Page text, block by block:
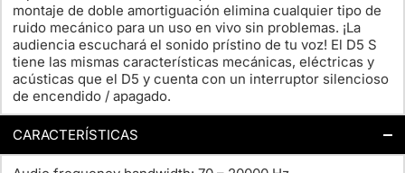
montaje de doble amortiguación elimina cualquier tipo de
ruido mecánico para un uso en vivo sin problemas. ¡La
audiencia escuchará el sonido prístino de tu voz! El D5 S
tiene las mismas características mecánicas, eléctricas y
acústicas que el D5 y cuenta con un interruptor silencioso
de encendido / apagado.
CARACTERÍSTICAS